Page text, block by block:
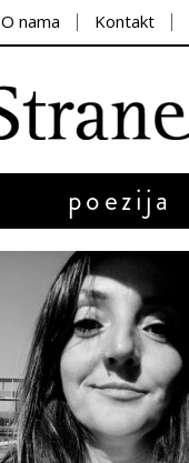
O nama Kontakt
poezija